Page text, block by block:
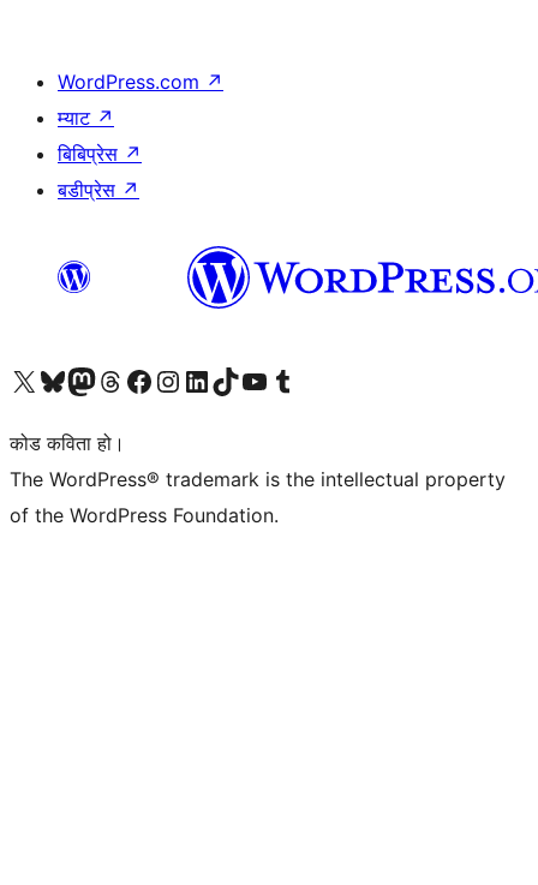
WordPress.com ↗
म्याट ↗
बिबिप्रेस ↗
बडीप्रेस ↗
हाम्रो X (पहिले ट्विटर) खातामा जानुहोस्
हाम्रो Bluesky खाता भ्रमण गर्नुहोस्
हाम्रो म्यास्टोडन खाता भ्रमण गर्नुहोस्
हाम्रो थ्रेड्स खातामा जानुहोस्
हाम्रो फेसबुक पेजमा जानुहोस्
हाम्रो इन्स्टाग्राम खातामा जानुहोस्
हाम्रो लिङ्क्डइन खातामा जानुहोस्
हाम्रो TikTok खाता भ्रमण गर्नुहोस्
हाम्रो युट्युब च्यानलमा जानुहोस्
हाम्रो टम्बलर खाता भ्रमण गर्नुहोस्
कोड कविता हो।
The WordPress® trademark is the intellectual property
of the WordPress Foundation.